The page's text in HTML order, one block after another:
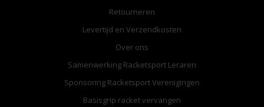
Retourneren
Levertijd en Verzendkosten
Over ons
Samenwerking Racketsport Leraren
Sponsoring Racketsport Verenigingen
Basisgrip racket vervangen